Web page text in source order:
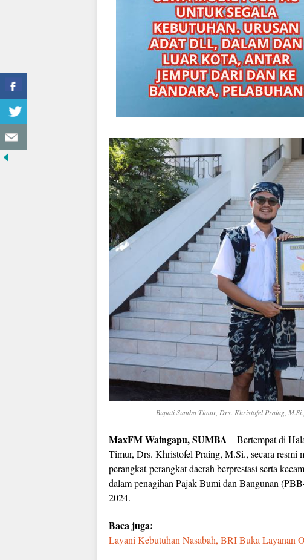
Bupati Sumba Timur, Drs. Khristofel Praing,
MaxFM Waingapu, SUMBA – Bertempat di
Timur, Drs. Khristofel Praing, M.Si., secara resmi
perangkat-perangkat daerah berprestasi serta
dalam penagihan Pajak Bumi dan Bangunan
2024.
Baca juga:
Layani Kebutuhan Nasabah, BRI Buka Layanan